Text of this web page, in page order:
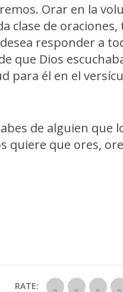
Orar en la
clase de oraciones,
responder a
que Dios
para él en el
de alguien que
que ores,
RATE: